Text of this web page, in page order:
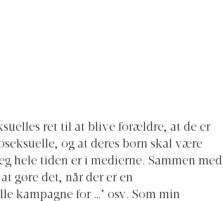
ret til at blive forældre, at de er
og at deres børn skal være
hele tiden er i medierne. Sammen med
gøre det, når der er en
kampagne for …’ osv. Som min